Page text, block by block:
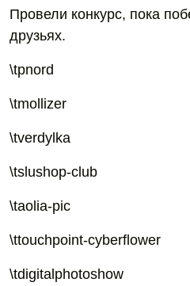
Провели конкурс, пока
друзьях.
\tpnord
\tmollizer
\tverdylka
\tslushop-club
\taolia-pic
\ttouchpoint-cyberflower
\tdigitalphotoshow